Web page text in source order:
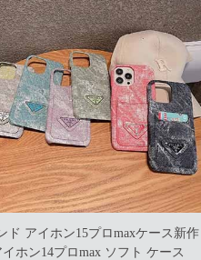
ド アイホン15プロmaxケース新作
ホン14プロmax ソフト ケース